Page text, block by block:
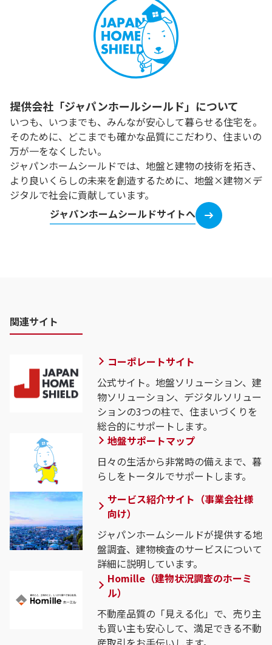
提供会社「ジャパンホールシールド」について
いつも、いつまでも、みんなが安心して暮らせる住宅を。
そのために、どこまでも確かな品質にこだわり、住まいの
万が一をなくしたい。
ジャパンホームシールドでは、地盤と建物の技術を拓き、
より良いくらしの未来を創造するために、地盤×建物×デ
ジタルで社会に貢献しています。
ジャパンホームシールドサイトへ
関連サイト
コーポレートサイト
公式サイト。地盤ソリューション、建
物ソリューション、デジタルソリュー
ションの3つの柱で、住まいづくりを
総合的にサポートします。
地盤サポートマップ
日々の生活から非常時の備えまで、暮
らしをトータルでサポートします。
サービス紹介サイト（事業会社様
向け）
ジャパンホームシールドが提供する地
盤調査、建物検査のサービスについて
詳細に説明しています。
Homille（建物状況調査のホーミ
ル）
不動産品質の「見える化」で、売り主
も買い主も安心して、満足できる不動